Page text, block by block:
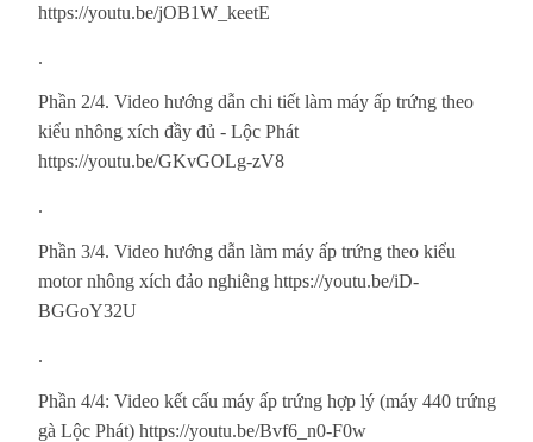
https://youtu.be/jOB1W_keetE
.
Phần 2/4. Video hướng dẫn chi tiết làm máy ấp trứng theo
kiểu nhông xích đầy đủ - Lộc Phát
https://youtu.be/GKvGOLg-zV8
.
Phần 3/4. Video hướng dẫn làm máy ấp trứng theo kiểu
motor nhông xích đảo nghiêng https://youtu.be/iD-
BGGoY32U
.
Phần 4/4: Video kết cấu máy ấp trứng hợp lý (máy 440 trứng
gà Lộc Phát) https://youtu.be/Bvf6_n0-F0w